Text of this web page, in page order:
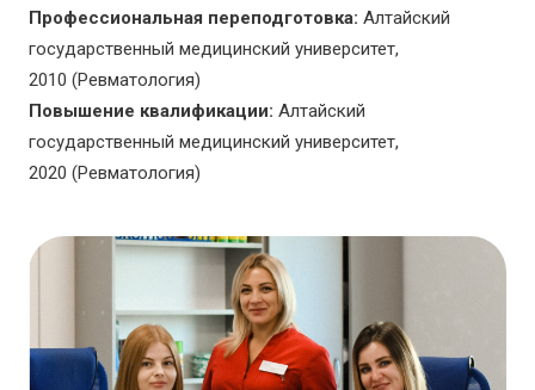
Профессиональная переподготовка: Алтайский
государственный медицинский университет,
2010 (Ревматология)
Повышение квалификации: Алтайский
государственный медицинский университет,
2020 (Ревматология)